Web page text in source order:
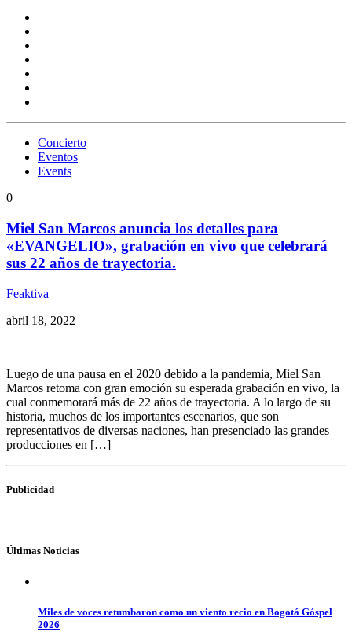
Concierto
Eventos
Events
0
Miel San Marcos anuncia los detalles para
«EVANGELIO», grabación en vivo que celebrará
sus 22 años de trayectoria.
Feaktiva
abril 18, 2022
Luego de una pausa en el 2020 debido a la pandemia, Miel San
Marcos retoma con gran emoción su esperada grabación en vivo, la
cual conmemorará más de 22 años de trayectoria. A lo largo de su
historia, muchos de los importantes escenarios, que son
representativos de diversas naciones, han presenciado las grandes
producciones en […]
Publicidad
Últimas Noticias
Miles de voces retumbaron como un viento recio en Bogotá Góspel
2026